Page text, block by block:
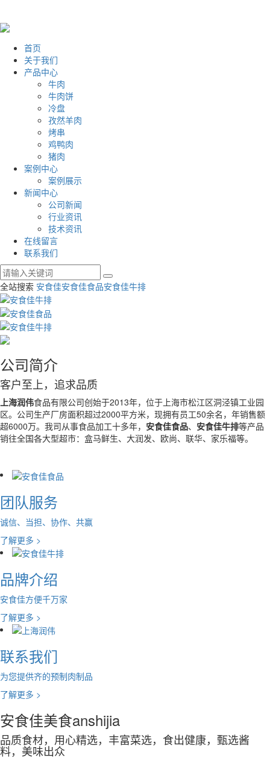
首页
关于我们
产品中心
牛肉
牛肉饼
冷盘
孜然羊肉
烤串
鸡鸭肉
猪肉
案例中心
案例展示
新闻中心
公司新闻
行业资讯
技术资讯
在线留言
联系我们
全站搜索 安食佳安食佳食品安食佳牛排
公司简介
客户至上，追求品质
上海润伟食品有限公司创始于2013年，位于上海市松江区洞泾镇工业园
区。公司生产厂房面积超过2000平方米，现拥有员工50余名，年销售额
超6000万。我司从事食品加工十多年， 安食佳食品、 安食佳牛排等产品
销往全国各大型超市：盒马鲜生、大润发、欧尚、联华、家乐福等。
团队服务
诚信、当担、协作、共赢
了解更多 >
品牌介绍
安食佳方便千万家
了解更多 >
联系我们
为您提供齐的预制肉制品
了解更多 >
安食佳美食anshijia
品质食材，用心精选，丰富菜选，食出健康，甄选酱
料，美味出众